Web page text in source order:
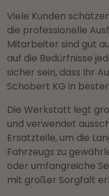
Viele Kunden
die professionelle
Mitarbeiter sind gut
auf die Bedürfnisse
sicher sein, dass Ihr
Schobert KG in
Die Werkstatt legt
und verwendet
Ersatzteile, um die
Fahrzeugs zu
oder umfangreiche
mit großer Sorgfalt